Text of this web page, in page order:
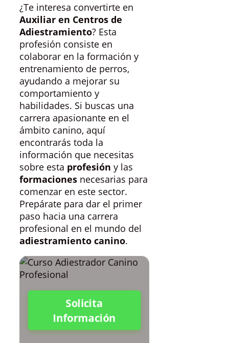
¿Te interesa convertirte en
Auxiliar en Centros de
Adiestramiento? Esta
profesión consiste en
colaborar en la formación y
entrenamiento de perros,
ayudando a mejorar su
comportamiento y
habilidades. Si buscas una
carrera apasionante en el
ámbito canino, aquí
encontrarás toda la
información que necesitas
sobre esta profesión y las
formaciones necesarias para
comenzar en este sector.
Prepárate para dar el primer
paso hacia una carrera
profesional en el mundo del
adiestramiento canino.
Solicita
Información